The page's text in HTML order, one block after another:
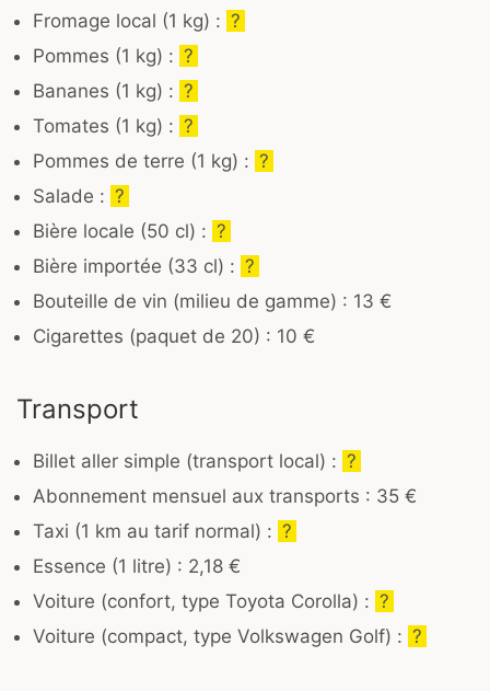
Fromage local (1 kg) : ?
Pommes (1 kg) : ?
Bananes (1 kg) : ?
Tomates (1 kg) : ?
Pommes de terre (1 kg) : ?
Salade : ?
Bière locale (50 cl) : ?
Bière importée (33 cl) : ?
Bouteille de vin (milieu de gamme) : 13 €
Cigarettes (paquet de 20) : 10 €
Transport
Billet aller simple (transport local) : ?
Abonnement mensuel aux transports : 35 €
Taxi (1 km au tarif normal) : ?
Essence (1 litre) : 2,18 €
Voiture (confort, type Toyota Corolla) : ?
Voiture (compact, type Volkswagen Golf) : ?